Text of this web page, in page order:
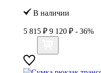
В наличии
5 815 ₽ 9 120 ₽ - 36%